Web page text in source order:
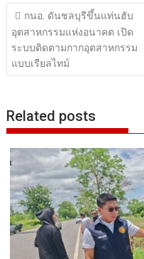
แนะแนว
เรื่อง
กนอ. ดันชลบุรีขึ้นแท่นฮับ
อุตสาหกรรมแห่งอนาคต เปิด
ระบบติดตามกากอุตสาหกรรม
แบบเรียลไทม์
Related posts